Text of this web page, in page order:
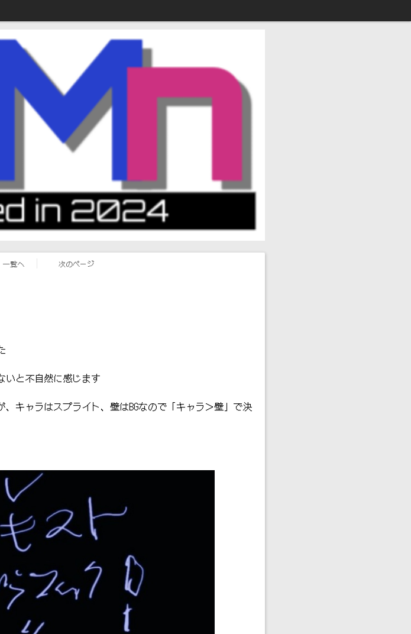
一覧へ 次のページ
いと不自然に感じます
キャラはスプライト、壁はBGなので「キャラ＞壁」で決